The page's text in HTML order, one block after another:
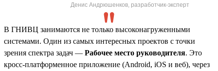
Денис Андрюшенков, разработчик-эксперт
В ГНИВЦ занимаются не только высоконагруженными
системами. Один из самых интересных проектов с точки
зрения спектра задач — Рабочее место руководителя. Это
кросс-платформенное приложение (Android, iOS и веб), через